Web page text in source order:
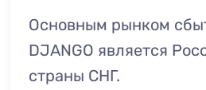
Основным рынком
DJANGO является
страны СНГ.